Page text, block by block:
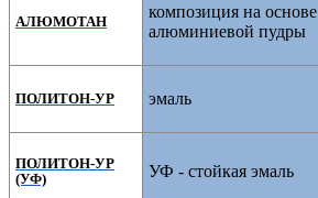
АЛЮМОТАН
композиция на основе
алюминиевой пудры
ПОЛИТОН-УР эмаль
ПОЛИТОН-УР
(УФ)
УФ - стойкая эмаль